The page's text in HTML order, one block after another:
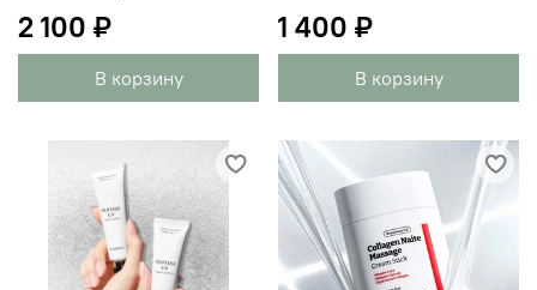
2 100 ₽
В корзину
1 400 ₽
В корзину